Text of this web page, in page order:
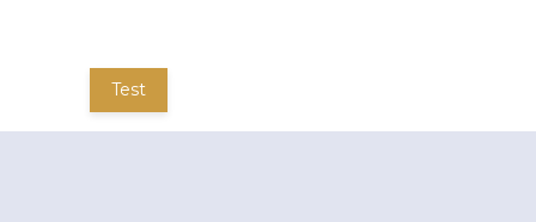
Test